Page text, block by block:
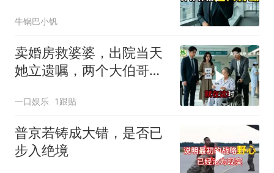
亿合同没你根本签不了
牛锅巴小钒
卖婚房救婆婆，出院当天
她立遗嘱，两个大伯哥傻
一口娱乐 1跟贴
普京若铸成大错，是否已
步入绝境